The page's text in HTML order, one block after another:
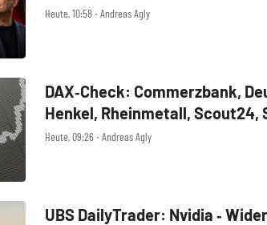
Heute, 10:58 ‧ Andreas Agly
Heute, 09:26 ‧ Andreas Agly
DAX‑Check: Commerzbank,
Henkel, Rheinmetall, Scout24,
SUSS MicroTec, United Internet
UBS DailyTrader: Nvidia ‑